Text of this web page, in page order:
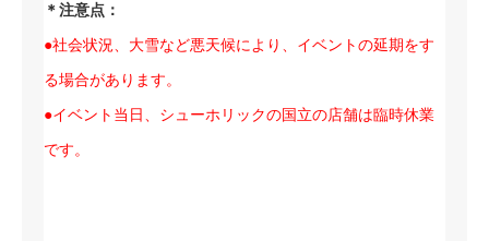
＊注意点：
●社会状況、大雪など悪天候により、イベントの延期をす
る場合があります。
●イベント当日、シューホリックの国立の店舗は臨時休業
です。